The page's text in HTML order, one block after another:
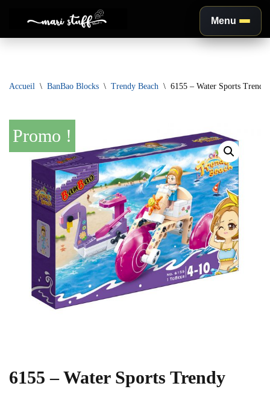
Aller
contenu
Menu
Accueil \ BanBao Blocks \ Trendy Beach \ 6155 – Water Sports Trendy
Promo !
6155 – Water Sports Trendy